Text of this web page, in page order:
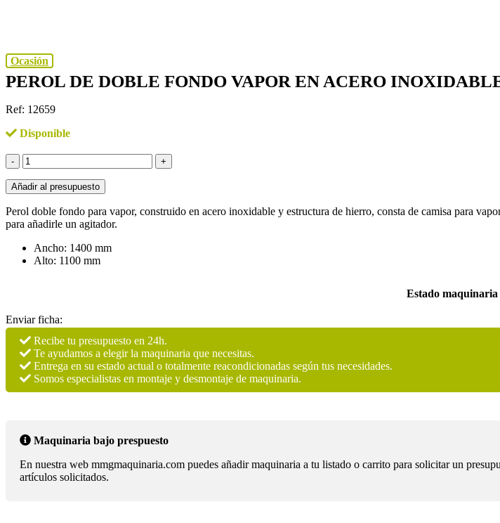
Ocasión
PEROL DE DOBLE FONDO VAPOR EN ACERO
Ref: 12659
Disponible
Perol
de
doble
fondo
vapor
en
inoxidable
300
Añadir al presupuesto
Perol doble fondo para vapor, construido en acero inoxidable y estructura de hierro, consta de camisa para
para añadirle un agitador.
Ancho: 1400 mm
Alto: 1100 mm
Estado maquinaria
Enviar ficha:
Recibe tu presupuesto en 24h.
Te ayudamos a elegir la maquinaria que necesitas.
Entrega en su estado actual o totalmente reacondicionadas según tus necesidades.
Somos especialistas en montaje y desmontaje de maquinaria.
Maquinaria bajo prespuesto
En nuestra web mmgmaquinaria.com puedes añadir maquinaria a tu listado o carrito para solicitar un
artículos solicitados.